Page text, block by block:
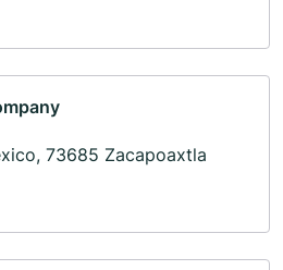
73685 Zacapoaxtla